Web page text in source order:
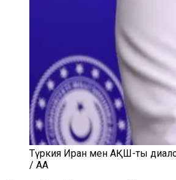
Түркия Иран мен АҚШ-ты
/ AA